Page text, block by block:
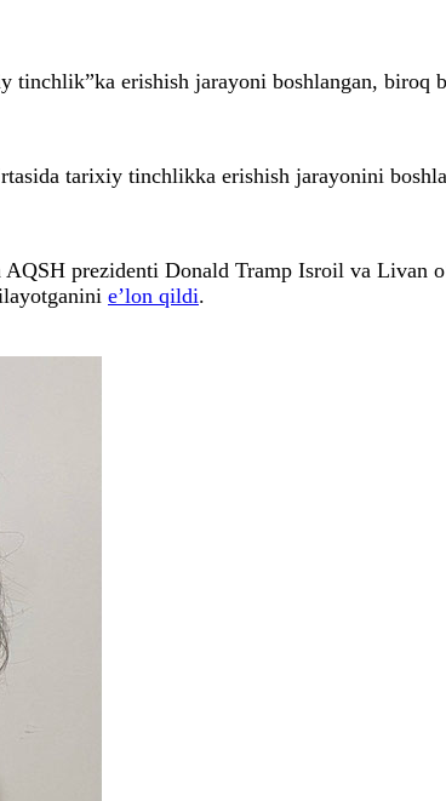
tinchlik”ka erishish jarayoni boshlangan, biroq
tarixiy tinchlikka erishish jarayonini
prezidenti Donald Tramp Isroil va Livan
e’lon qildi.